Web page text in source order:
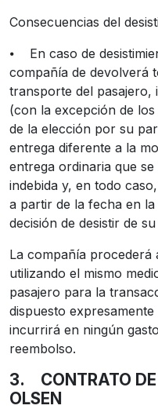
Consecuencias del
⦁
En caso de
compañía de devolverá
transporte del pasajero,
(con la excepción de
de la elección por su
entrega diferente a la
entrega ordinaria que
indebida y, en todo
a partir de la fecha en
decisión de desistir de
La compañía
utilizando el mismo
pasajero para la
dispuesto
incurrirá en ningún
reembolso.
3.
CONTRATO
OLSEN